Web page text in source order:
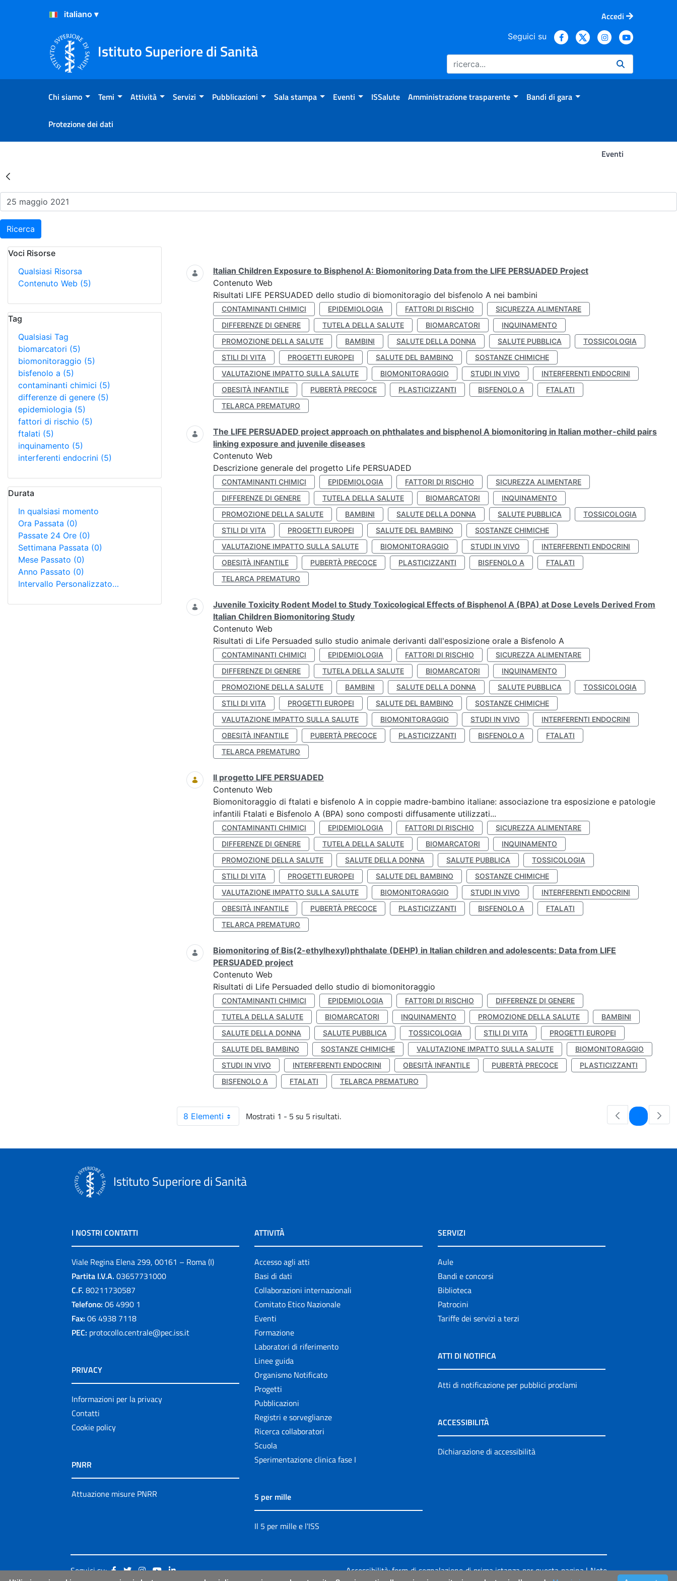
Salta al Contenuto
Salta al Footer
Accedi
Istituto Superiore di Sanità
Seguici su
Chi siamo Temi Attività Servizi Pubblicazioni Sala stampa Eventi ISSalute Amministrazione trasparente Bandi di gara
Protezione dei dati
Eventi
Risultati della Ricerca - Eventi
Ricerca
Voci Risorse
Qualsiasi Risorsa
Contenuto Web (5)
Tag
Qualsiasi Tag
biomarcatori (5)
biomonitoraggio (5)
bisfenolo a (5)
contaminanti chimici (5)
differenze di genere (5)
epidemiologia (5)
fattori di rischio (5)
ftalati (5)
inquinamento (5)
interferenti endocrini (5)
Durata
In qualsiasi momento
Ora Passata (0)
Passate 24 Ore (0)
Settimana Passata (0)
Mese Passato (0)
Anno Passato (0)
Intervallo Personalizzato…
Ricerca
Italian Children Exposure to Bisphenol A: Biomonitoring Data from the LIFE PERSUADED Project
Contenuto Web
Risultati LIFE PERSUADED dello studio di biomonitoragio del bisfenolo A nei bambini
CONTAMINANTI CHIMICI EPIDEMIOLOGIA FATTORI DI RISCHIO
SICUREZZA ALIMENTARE
DIFFERENZE DI GENERE
TUTELA DELLA SALUTE BIOMARCATORI
INQUINAMENTO
PROMOZIONE DELLA SALUTE
BAMBINI SALUTE DELLA DONNA SALUTE PUBBLICA
TOSSICOLOGIA
STILI DI VITA
PROGETTI EUROPEI SALUTE DEL BAMBINO
SOSTANZE CHIMICHE
VALUTAZIONE IMPATTO SULLA SALUTE
BIOMONITORAGGIO STUDI IN VIVO
INTERFERENTI ENDOCRINI
OBESITÀ INFANTILE
PUBERTÀ PRECOCE PLASTICIZZANTI BISFENOLO A
FTALATI
TELARCA PREMATURO
The LIFE PERSUADED project approach on phthalates and bisphenol A biomonitoring in Italian mother-child pairs
linking exposure and juvenile diseases
Contenuto Web
Descrizione generale del progetto Life PERSUADED
CONTAMINANTI CHIMICI EPIDEMIOLOGIA FATTORI DI RISCHIO
SICUREZZA ALIMENTARE
DIFFERENZE DI GENERE
TUTELA DELLA SALUTE BIOMARCATORI
INQUINAMENTO
PROMOZIONE DELLA SALUTE
BAMBINI SALUTE DELLA DONNA SALUTE PUBBLICA
TOSSICOLOGIA
STILI DI VITA
PROGETTI EUROPEI SALUTE DEL BAMBINO
SOSTANZE CHIMICHE
VALUTAZIONE IMPATTO SULLA SALUTE
BIOMONITORAGGIO STUDI IN VIVO
INTERFERENTI ENDOCRINI
OBESITÀ INFANTILE
PUBERTÀ PRECOCE PLASTICIZZANTI BISFENOLO A
FTALATI
TELARCA PREMATURO
Juvenile Toxicity Rodent Model to Study Toxicological Effects of Bisphenol A (BPA) at Dose Levels Derived From
Italian Children Biomonitoring Study
Contenuto Web
Risultati di Life Persuaded sullo studio animale derivanti dall'esposizione orale a Bisfenolo A
CONTAMINANTI CHIMICI EPIDEMIOLOGIA FATTORI DI RISCHIO
SICUREZZA ALIMENTARE
DIFFERENZE DI GENERE
TUTELA DELLA SALUTE BIOMARCATORI
INQUINAMENTO
PROMOZIONE DELLA SALUTE
BAMBINI SALUTE DELLA DONNA SALUTE PUBBLICA
TOSSICOLOGIA
STILI DI VITA
PROGETTI EUROPEI SALUTE DEL BAMBINO
SOSTANZE CHIMICHE
VALUTAZIONE IMPATTO SULLA SALUTE
BIOMONITORAGGIO STUDI IN VIVO
INTERFERENTI ENDOCRINI
OBESITÀ INFANTILE
PUBERTÀ PRECOCE PLASTICIZZANTI BISFENOLO A
FTALATI
TELARCA PREMATURO
Il progetto LIFE PERSUADED
Contenuto Web
Biomonitoraggio di ftalati e bisfenolo A in coppie madre-bambino italiane: associazione tra esposizione e patologie
infantili Ftalati e Bisfenolo A (BPA) sono composti diffusamente utilizzati...
CONTAMINANTI CHIMICI EPIDEMIOLOGIA FATTORI DI RISCHIO
SICUREZZA ALIMENTARE
DIFFERENZE DI GENERE
TUTELA DELLA SALUTE BIOMARCATORI
INQUINAMENTO
PROMOZIONE DELLA SALUTE
SALUTE DELLA DONNA SALUTE PUBBLICA
TOSSICOLOGIA
STILI DI VITA
PROGETTI EUROPEI SALUTE DEL BAMBINO
SOSTANZE CHIMICHE
VALUTAZIONE IMPATTO SULLA SALUTE
BIOMONITORAGGIO STUDI IN VIVO
INTERFERENTI ENDOCRINI
OBESITÀ INFANTILE
PUBERTÀ PRECOCE PLASTICIZZANTI BISFENOLO A
FTALATI
TELARCA PREMATURO
Biomonitoring of Bis(2-ethylhexyl)phthalate (DEHP) in Italian children and adolescents: Data from LIFE
PERSUADED project
Contenuto Web
Risultati di Life Persuaded dello studio di biomonitoraggio
CONTAMINANTI CHIMICI EPIDEMIOLOGIA FATTORI DI RISCHIO
DIFFERENZE DI GENERE
TUTELA DELLA SALUTE
BIOMARCATORI INQUINAMENTO PROMOZIONE DELLA SALUTE
BAMBINI
SALUTE DELLA DONNA
SALUTE PUBBLICA TOSSICOLOGIA STILI DI VITA
PROGETTI EUROPEI
SALUTE DEL BAMBINO
SOSTANZE CHIMICHE VALUTAZIONE IMPATTO SULLA SALUTE
BIOMONITORAGGIO
STUDI IN VIVO
INTERFERENTI ENDOCRINI OBESITÀ INFANTILE PUBERTÀ PRECOCE
PLASTICIZZANTI
BISFENOLO A
FTALATI TELARCA PREMATURO
8 Elementi Mostrati 1 - 5 su 5 risultati. Pagina
Istituto Superiore di Sanità
I NOSTRI CONTATTI
Viale Regina Elena 299, 00161 – Roma (I)
Partita I.V.A. 03657731000
C.F. 80211730587
Telefono: 06 4990 1
Fax: 06 4938 7118
PEC: protocollo.centrale@pec.iss.it
PRIVACY
Informazioni per la privacy
Contatti
Cookie policy
PNRR
Attuazione misure PNRR
ATTIVITÀ
Accesso agli atti
Basi di dati
Collaborazioni internazionali
Comitato Etico Nazionale
Eventi
Formazione
Laboratori di riferimento
Linee guida
Organismo Notificato
Progetti
Pubblicazioni
Registri e sorveglianze
Ricerca collaboratori
Scuola
Sperimentazione clinica fase I
5 per mille
Il 5 per mille e l'ISS
SERVIZI
Aule
Bandi e concorsi
Biblioteca
Patrocini
Tariffe dei servizi a terzi
ATTI DI NOTIFICA
Atti di notificazione per pubblici proclami
ACCESSIBILITÀ
Dichiarazione di accessibilità
Seguici su: Accessibilità: form di segnalazione di prima istanza per questa pagina|Note